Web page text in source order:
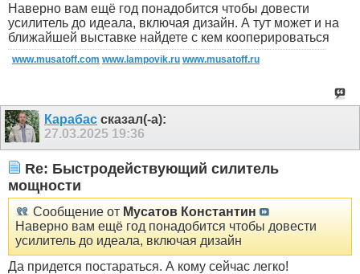
Наверно вам ещё год понадобится чтобы довести
усилитель до идеала, включая дизайн. А тут может и на
ближайшей выставке найдете с кем кооперироваться
www.musatoff.com www.lampovik.ru www.musatoff.ru
Карабас сказал(-а):
27.03.2025 19:36
Re: Быстродействующий силитель
мощности
Сообщение от Мусатов Константин
Наверно вам ещё год понадобится чтобы довести
усилитель до идеала, включая дизайн
Да придется постараться. А кому сейчас легко!